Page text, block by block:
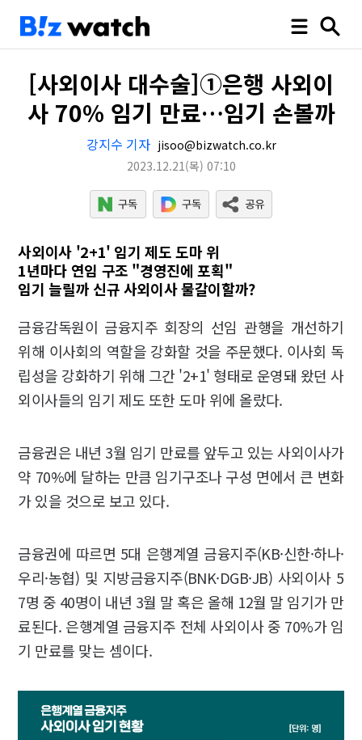
[사외이사 대수술]①은행 사외이
사 70% 임기 만료…임기 손볼까
강지수 기자 jisoo@bizwatch.co.kr
2023.12.21(목) 07:10
사외이사 '2+1' 임기 제도 도마 위
1년마다 연임 구조 "경영진에 포획"
임기 늘릴까 신규 사외이사 물갈이할까?
금융감독원이 금융지주 회장의 선임 관행을 개선하기
위해 이사회의 역할을 강화할 것을 주문했다. 이사회 독
립성을 강화하기 위해 그간 '2+1' 형태로 운영돼 왔던 사
외이사들의 임기 제도 또한 도마 위에 올랐다.
금융권은 내년 3월 임기 만료를 앞두고 있는 사외이사가
약 70%에 달하는 만큼 임기구조나 구성 면에서 큰 변화
가 있을 것으로 보고 있다.
금융권에 따르면 5대 은행계열 금융지주(KB·신한·하나·
우리·농협) 및 지방금융지주(BNK·DGB·JB) 사외이사 5
7명 중 40명이 내년 3월 말 혹은 올해 12월 말 임기가 만
료된다. 은행계열 금융지주 전체 사외이사 중 70%가 임
기 만료를 맞는 셈이다.